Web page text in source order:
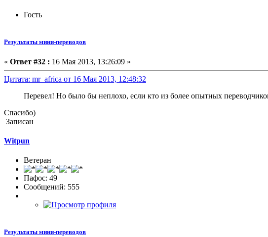
Гость
Результаты мини-переводов
« Ответ #32 : 16 Мая 2013, 13:26:09 »
Цитата: mr_africa от 16 Мая 2013, 12:48:32
Перевел! Но было бы неплохо, если кто из более опытных
Спасибо)
Записан
Witpun
Ветеран
Пафос: 49
Сообщений: 555
Результаты мини-переводов